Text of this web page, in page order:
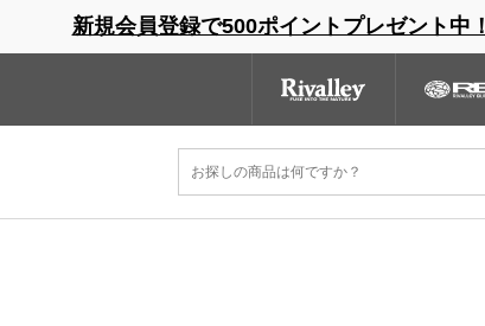
新規会員登録で500ポイントプレゼント中！
ブランドサイト 商品一覧 ブランドサイト
ウェーダー レインウェア フットウェア グローブ